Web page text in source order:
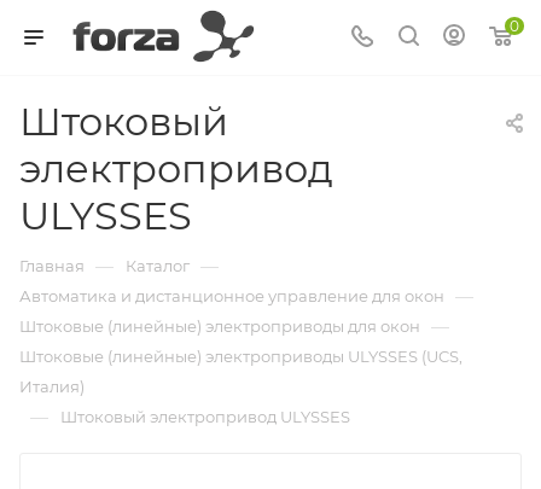
0
Штоковый
электропривод
ULYSSES
Главная — Каталог —
Автоматика и дистанционное управление для окон —
Штоковые (линейные) электроприводы для окон —
Штоковые (линейные) электроприводы ULYSSES (UCS,
Италия)
— Штоковый электропривод ULYSSES